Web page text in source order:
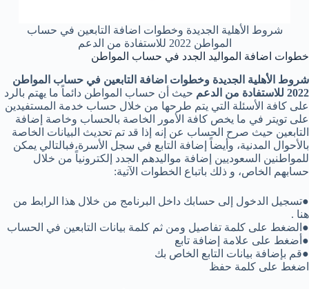
شروط الأهلية الجديدة وخطوات اضافة التابعين في حساب
المواطن 2022 للاستفادة من الدعم
خطوات اضافة المواليد الجدد في حساب المواطن
شروط الأهلية الجديدة وخطوات اضافة التابعين في حساب المواطن
2022 للاستفادة من الدعم
حيث أن حساب المواطن دائماً ما يهتم بالرد
على كافة الأسئلة التي يتم طرحها من خلال حساب خدمة المستفيدين
على تويتر في ما يخص كافة الأمور الخاصة بالحساب وخاصة إضافة
التابعين حيث صرح الحساب عن إنه إذا قد تم تحديث البيانات الخاصة
بالأحوال المدنية، وأيضاً إضافة التابع في سجل الأسرة،فبالتالي يمكن
للمواطنين السعوديين إضافة مواليدهم الجدد إلكترونياً من خلال
حسابهم الخاص، و ذلك باتباع الخطوات الآتية:
●تسجيل الدخول إلى حسابك داخل البرنامج من خلال هذا الرابط من
هنا .
●الضغط على كلمة تفاصيل ومن ثم كلمة بيانات التابعين في الحساب
●أضغط على علامة إضافة تابع
●قم بإضافة بيانات التابع الخاص بك
اضغط على كلمة حفظ